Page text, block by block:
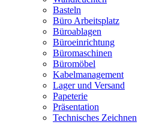
Basteln
Büro Arbeitsplatz
Büroablagen
Büroeinrichtung
Büromaschinen
Büromöbel
Kabelmanagement
Lager und Versand
Papeterie
Präsentation
Technisches Zeichnen